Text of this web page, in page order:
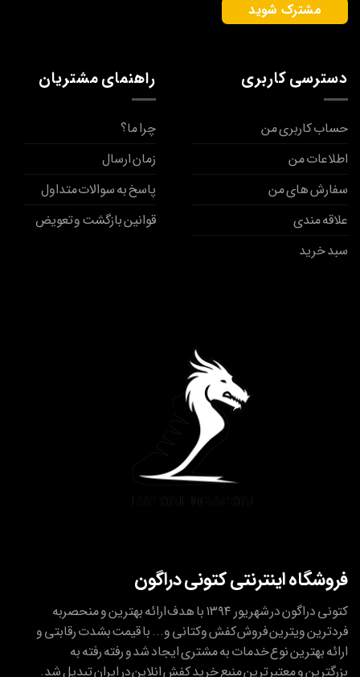
دسترسی کاربری
حساب کاربری من
اطلاعات من
سفارش های من
علاقه مندی
سبد خرید
راهنمای مشتریان
چرا ما؟
زمان ارسال
پاسخ به سوالات متداول
قوانین بازگشت و تعویض
فروشگاه اینترنتی کتونی دراگون
کتونی دراگون در شهریور ۱۳۹۴ با هدف ارائه بهترین و منحصربه
فردترین ویترین فروش کفش وکتانی و... با قیمت بشدت رقابتی و
ارائه بهترین نوع خدمات به مشتری ایجاد شد و رفته رفته به
بزرگترین و معتبر ترین منبع خرید کفش انلاین در ایران تبدیل شد.